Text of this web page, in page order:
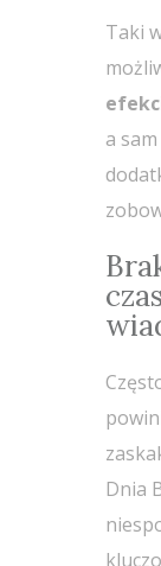
Taki
a
Dnia